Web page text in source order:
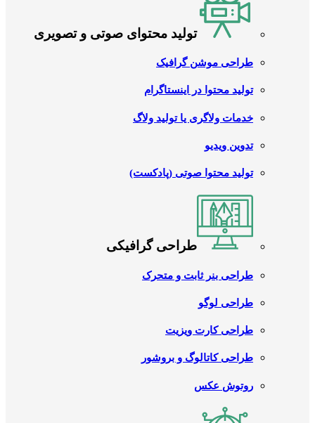
تولید محتوای صوتی و تصویری
طراحی موشن گرافیک
تولید محتوا در اینستاگرام
خدمات ولاگری یا تولید ولاگ
تدوین ویدیو
تولید محتوا صوتی (پادکست)
طراحی گرافیکی
طراحی بنر ثابت و متحرک
طراحی لوگو
طراحی کارت ویزیت
طراحی کاتالوگ و بروشور
روتوش عکس